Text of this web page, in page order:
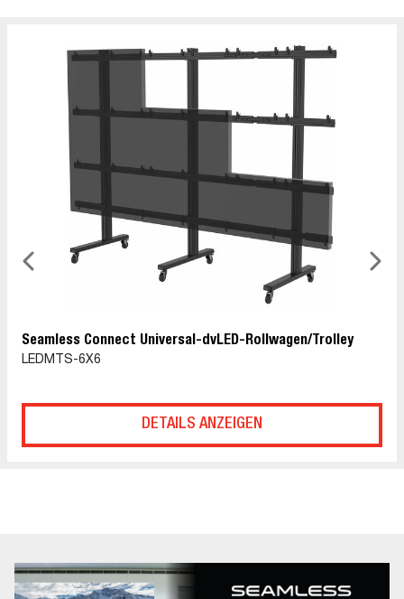
Seamless Connect Universal-dvLED-Rollwagen/Trolley
LEDMTS-6X6
DETAILS ANZEIGEN